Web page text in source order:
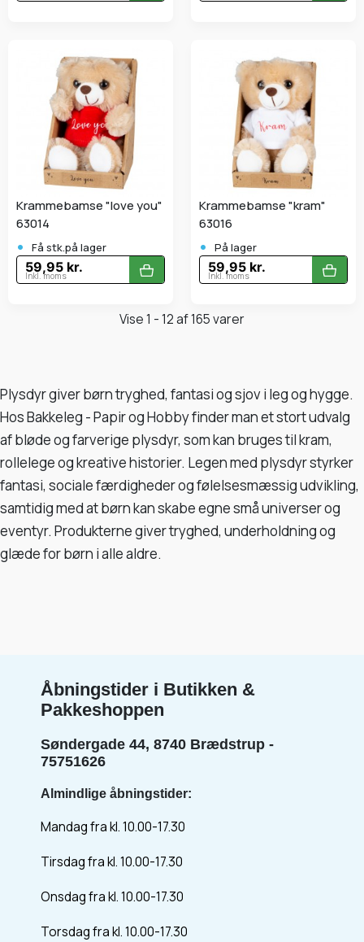
Krammebamse "love you"
63014
• Få stk.på lager
59,95 kr.
Inkl. moms
Krammebamse "kram"
63016
• På lager
59,95 kr.
Inkl. moms
Vise 1 - 12 af 165 varer
Plysdyr giver børn tryghed, fantasi og sjov i leg og hygge.
Hos Bakkeleg - Papir og Hobby finder man et stort udvalg
af bløde og farverige plysdyr, som kan bruges til kram,
rollelege og kreative historier. Legen med plysdyr styrker
fantasi, sociale færdigheder og følelsesmæssig udvikling,
samtidig med at børn kan skabe egne små universer og
eventyr. Produkterne giver tryghed, underholdning og
glæde for børn i alle aldre.
Åbningstider i Butikken &
Pakkeshoppen
Søndergade 44, 8740 Brædstrup -
75751626
Almindlige åbningstider:
Mandag fra kl. 10.00-17.30
Tirsdag fra kl. 10.00-17.30
Onsdag fra kl. 10.00-17.30
Torsdag fra kl. 10.00-17.30